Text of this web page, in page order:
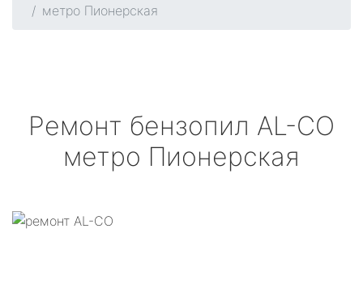
метро Пионерская
Ремонт бензопил AL-CO
метро Пионерская